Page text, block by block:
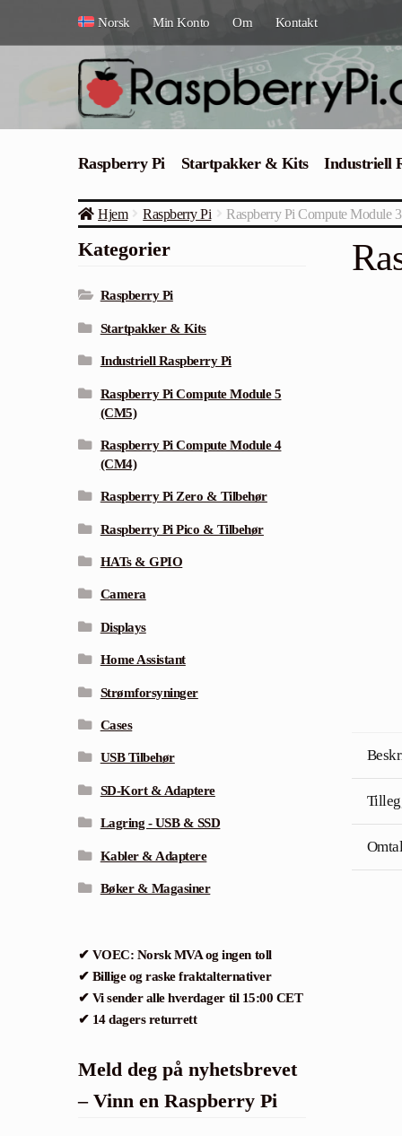
Hopp
navigasjon
Hopp
innhold
Norsk Min Konto Om Kontakt
Raspberry Pi Startpakker & Kits Industriell
Hjem Raspberry Pi Raspberry Pi Compute Module
Kategorier
Raspberry Pi
Startpakker & Kits
Industriell Raspberry Pi
Raspberry Pi Compute Module 5
(CM5)
Raspberry Pi Compute Module 4
(CM4)
Raspberry Pi Zero & Tilbehør
Raspberry Pi Pico & Tilbehør
HATs & GPIO
Camera
Displays
Home Assistant
Strømforsyninger
Cases
USB Tilbehør
SD-Kort & Adaptere
Lagring - USB & SSD
Kabler & Adaptere
Bøker & Magasiner
✔ VOEC: Norsk MVA og ingen toll
✔ Billige og raske fraktalternativer
✔ Vi sender alle hverdager til 15:00 CET
✔ 14 dagers returrett
Meld deg på nyhetsbrevet
– Vinn en Raspberry Pi